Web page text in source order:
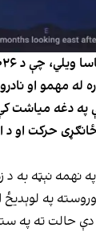
له مهمو او
په دغه میاشت
حرکت او
نهمه نېټه به
په
حالت ته په